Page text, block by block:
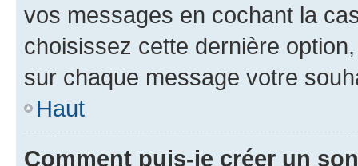
vos messages en cochant la
choisissez cette dernière
sur chaque message votre
Haut
Comment puis-je créer un